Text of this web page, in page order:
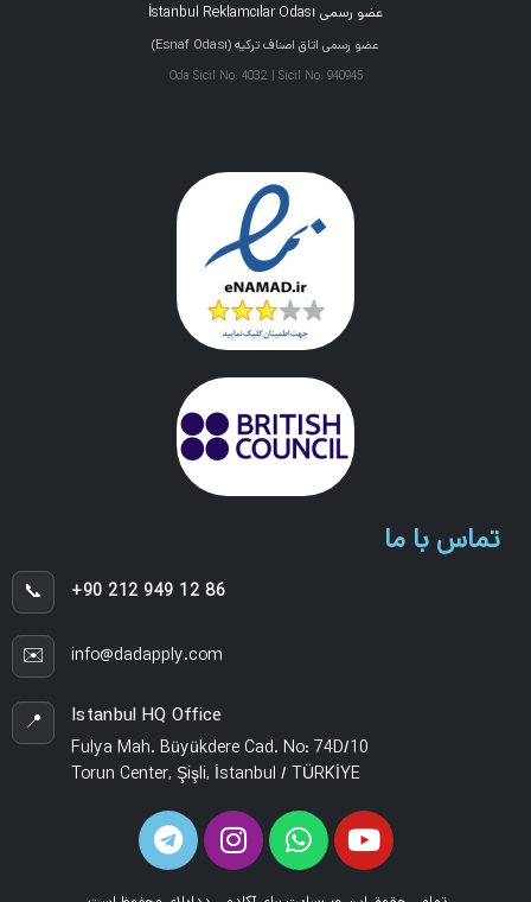
عضو رسمی İstanbul Reklamcılar Odası
عضو رسمی اتاق اصناف ترکیه (Esnaf Odası)
Oda Sicil No: 4032 | Sicil No: 940945
تماس با ما
📞 +90 212 949 12 86
✉️ info@dadapply.com
📍 Istanbul HQ Office
Fulya Mah. Büyükdere Cad. No: 74D/10
Torun Center, Şişli, İstanbul / TÜRKİYE